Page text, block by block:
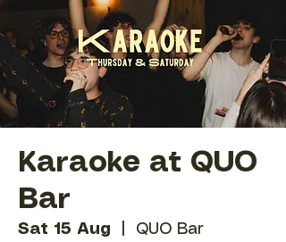
Karaoke at QUO
Bar
Sat 15 Aug QUO Bar